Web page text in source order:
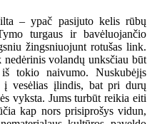
– ypač pasijuto kelis rūbų
turgaus ir bavėluojančio
žingsniuojunt rotušas link.
volandų unksčiau būt
tokio naivumo. Nuskubėjįs
į vesėlias įlindis, bat pri durų
vyksta. Jums turbūt reikia eiti
kap nors prisiprošys vidun,